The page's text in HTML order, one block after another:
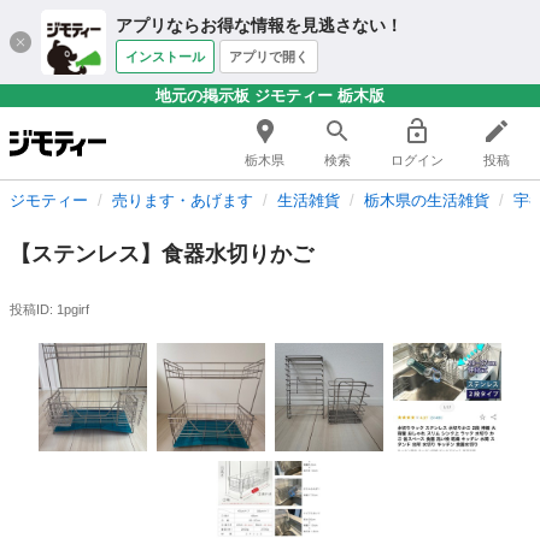
アプリならお得な情報を見逃さない！
インストール アプリで開く
地元の掲示板 ジモティー 栃木版
栃木県 検索 ログイン 投稿
ジモティー 売ります・あげます 生活雑貨 栃木県の生活雑貨 宇
【ステンレス】食器水切りかご
投稿ID: 1pgirf